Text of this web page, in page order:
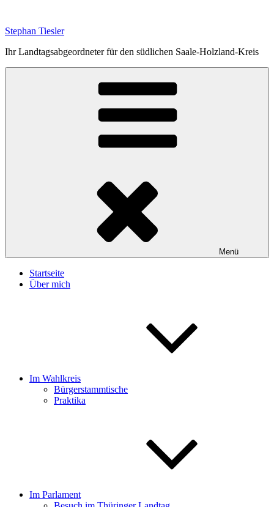
springen
Stephan Tiesler
Ihr Landtagsabgeordneter für den südlichen Saale-Holzland-Kreis
Menü
Startseite
Über mich
Im Wahlkreis
Bürgerstammtische
Praktika
Im Parlament